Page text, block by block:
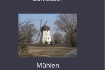
Mühlen